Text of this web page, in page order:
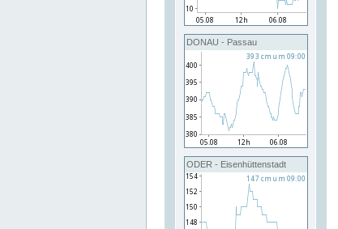
DONAU - Passau
ODER - Eisenhüttenstadt